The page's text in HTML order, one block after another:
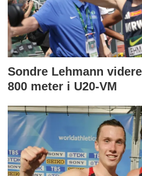
Sondre Lehmann
800 meter i U20-VM